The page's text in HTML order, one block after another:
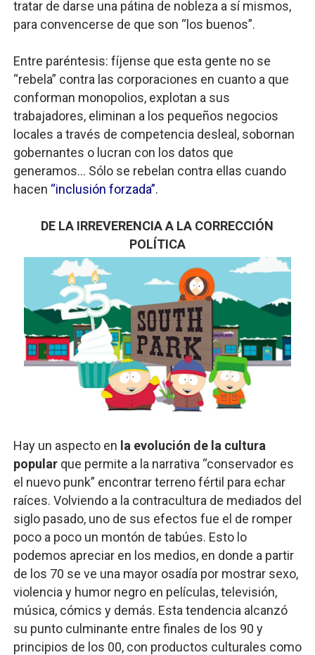
tratar de darse una pátina de nobleza a sí mismos,
para convencerse de que son “los buenos”.
Entre paréntesis: fíjense que esta gente no se
“rebela” contra las corporaciones en cuanto a que
conforman monopolios, explotan a sus
trabajadores, eliminan a los pequeños negocios
locales a través de competencia desleal, sobornan
gobernantes o lucran con los datos que
generamos… Sólo se rebelan contra ellas cuando
hacen “inclusión forzada”.
DE LA IRREVERENCIA A LA CORRECCIÓN
POLÍTICA
Hay un aspecto en la evolución de la cultura
popularque permite a la narrativa “conservador es
el nuevo punk” encontrar terreno fértil para echar
raíces. Volviendo a la contracultura de mediados del
siglo pasado, uno de sus efectos fue el de romper
poco a poco un montón de tabúes. Esto lo
podemos apreciar en los medios, en donde a partir
de los 70 se ve una mayor osadía por mostrar sexo,
violencia y humor negro en películas, televisión,
música, cómics y demás. Esta tendencia alcanzó
su punto culminante entre finales de los 90 y
principios de los 00, con productos culturales como